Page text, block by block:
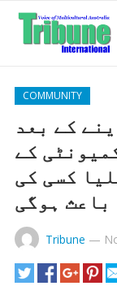
COMMUNITY
کے بعد
کے
کسی کی
ہوگی
Tribune —